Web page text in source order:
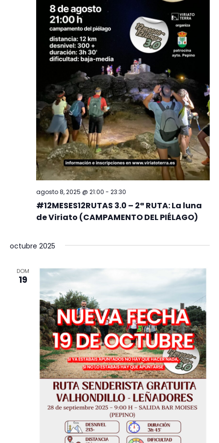
#12MESES12RUTAS 3.0 – 2ª RUTA: La luna
de Viriato (CAMPAMENTO DEL PIÉLAGO)
agosto 8, 2025 @ 21:00 - 23:30
octubre 2025
DOM
19